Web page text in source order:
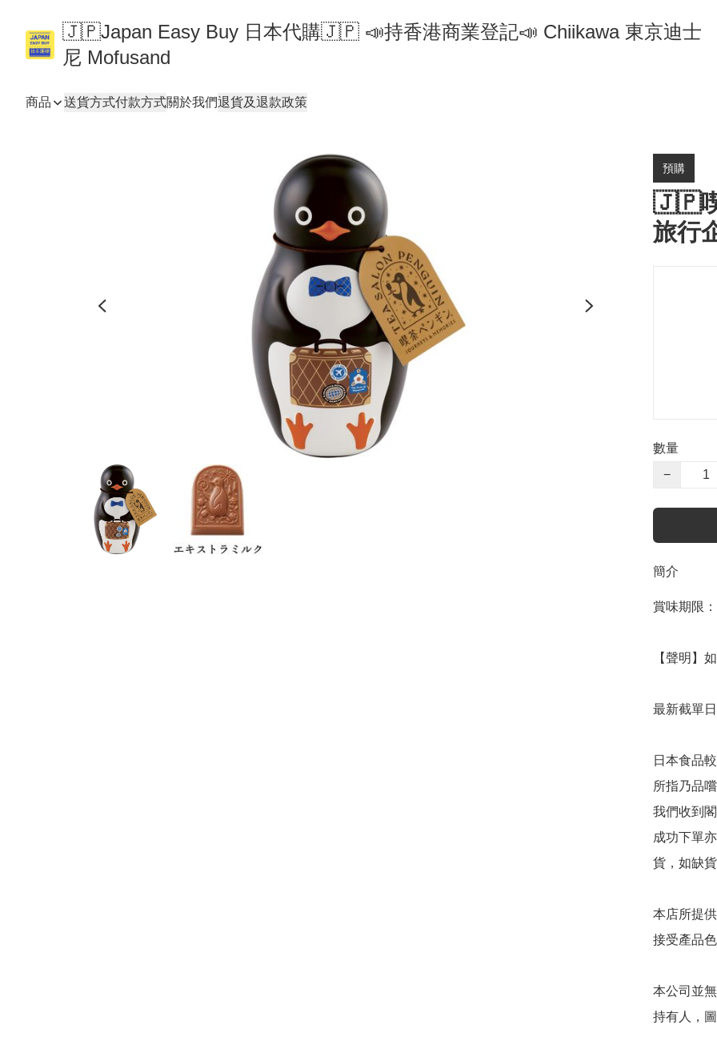
🇯🇵Japan Easy Buy 日本代購🇯🇵 📣持香港商業登記📣 Chiikawa 東京迪士
尼 Mofusand
商品 送貨方式付款方式關於我們退貨及退款政策
預購
🇯🇵喫
旅行
數量
−
簡介
賞味期限
【聲明】
最新截單
日本食品
所指乃品
我們收到
成功下單
貨，如缺
本店所提
接受產品
本公司並
持有人，